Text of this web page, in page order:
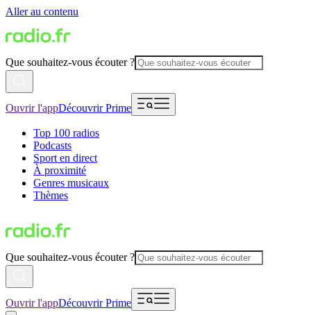
Aller au contenu
Que souhaitez-vous écouter ?
Ouvrir l'appDécouvrir Prime
Top 100 radios
Podcasts
Sport en direct
À proximité
Genres musicaux
Thèmes
Que souhaitez-vous écouter ?
Ouvrir l'appDécouvrir Prime